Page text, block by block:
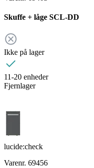
Skuffe + låge SCL-DD
Ikke på lager
11-20 enheder
Fjernlager
lucide:check
Varenr. 69456